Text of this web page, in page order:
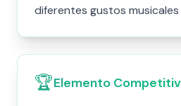
diferentes gustos
🏆Elemento